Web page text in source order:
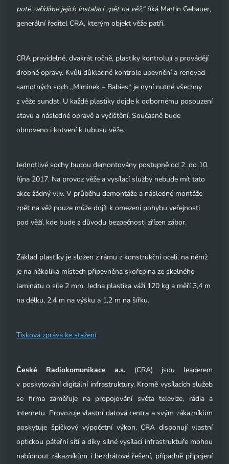
poté zařídíme jejich instalaci zpět na věž,“říká Martin Gebauer,
generální ředitel CRA, kterým objekt věže patří.
CRA pravidelně, dvakrát ročně, plastiky kontrolují a provádějí
drobné opravy. Kvůli důkladné kontrole upevnění a renovaci
samotných soch „Miminek – Babies“ je nyní nutné všechny
z věže sundat. U každé plastiky dojde k odbornému posouzení
stavu a následné opravě a vyčištění. Současně bude
obnoveno i kotvení k tubusu věže.
Jednotlivé sochy budou demontovány postupně od 2. do 10.
října 2017. Na provoz věže a vysílací služby nebude mít tato
akce žádný vliv. V průběhu demontáže a následné montáže
zpět na věž pouze může dojít k omezení pohybu veřejnosti
pod věží, kde bude z důvodu bezpečnosti zřízen zábor.
Základ plastiky je složen z rámu z konstrukční oceli, na němž
je na několika místech připevněna skořepina ze skelného
laminátu o síle 2 mm. Jedna plastika váží 120 kg a měří 3,4 m
na délku, 2,4 m na výšku a 1,2 m na šířku.
Tisková zpráva ke stažení
České Radiokomunikace a.s. (CRA) jsou leaderem
v poskytování digitální infrastruktury. Kromě vysílacích služeb
se firma zaměřuje na propojování světa televize, rádia a
internetu. Provozuje vlastní datová centra a svým zákazníkům
poskytuje špičkový výpočetní výkon. CRA disponují vlastní
optickou páteřní sítí a díky silné vysílací infrastruktuře mohou
nabídnout zákazníkům i bezdrátové řešení, případně připojení